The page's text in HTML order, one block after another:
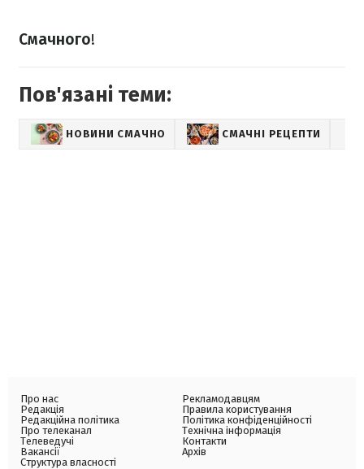
Смачного!
Пов'язані теми:
НОВИНИ СМАЧНО СМАЧНІ РЕЦЕПТИ
Про нас
Редакція
Редакційна політика
Про телеканал
Телеведучі
Вакансії
Структура власності
Рекламодавцям
Правила користування
Політика конфіденційності
Технічна інформація
Контакти
Архів